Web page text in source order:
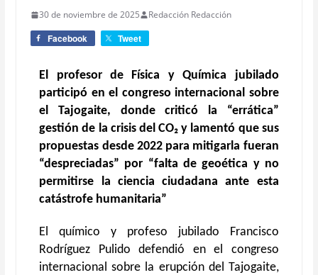
30 de noviembre de 2025 Redacción Redacción
Facebook Tweet
El profesor de Física y Química jubilado
participó en el congreso internacional sobre
el Tajogaite, donde criticó la “errática”
gestión de la crisis del CO₂ y lamentó que sus
propuestas desde 2022 para mitigarla fueran
“despreciadas” por “falta de geoética y no
permitirse la ciencia ciudadana ante esta
catástrofe humanitaria”
Elquímico y profeso jubilado Francisco
Rodríguez Pulido defendió en el congreso
internacional sobre la erupción del Tajogaite,